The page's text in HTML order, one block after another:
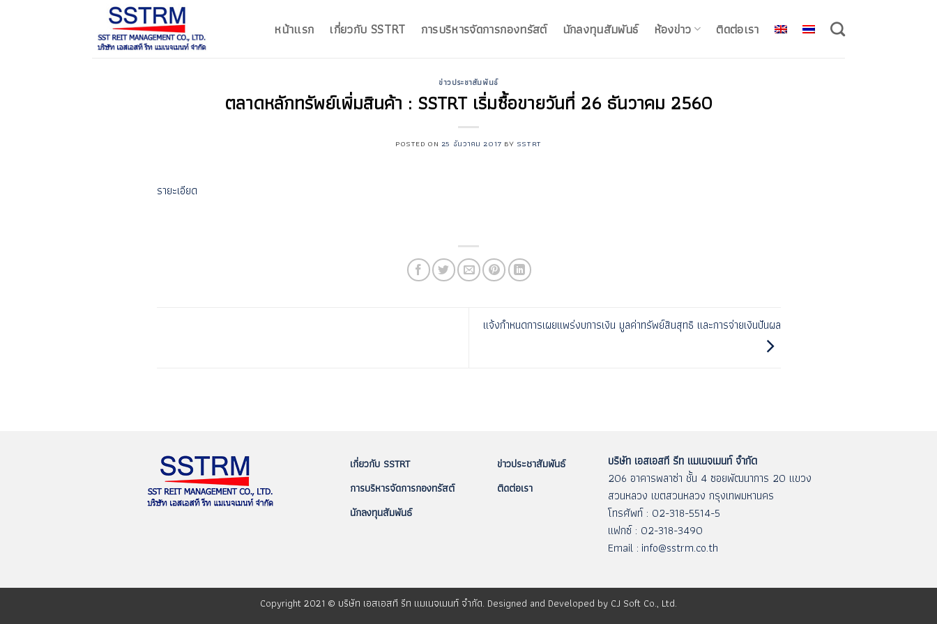
หน้าแรก เกี่ยวกับ SSTRT การบริหารจัดการกองทรัสต์ นักลงทุนสัมพันธ์ ห้องข่าว ติดต่อเรา
ข่าวประชาสัมพันธ์
ตลาดหลักทรัพย์เพิ่มสินค้า : SSTRT เริ่มซื้อขายวันที่ 26 ธันวาคม 2560
POSTED ON 25 ธันวาคม 2017 BY SSTRT
รายะเอียด
แจ้งกำหนดการเผยแพร่งบการเงิน มูลค่าทรัพย์สินสุทธิ และการจ่ายเงินปันผล
เกี่ยวกับ SSTRT
ข่าวประชาสัมพันธ์
การบริหารจัดการกองทรัสต์
ติดต่อเรา
นักลงทุนสัมพันธ์
บริษัท เอสเอสที รีท แมเนจเมนท์ จำกัด
206 อาคารพลาซ่า ชั้น 4 ซอยพัฒนาการ 20 แขวง
สวนหลวง เขตสวนหลวง กรุงเทพมหานคร
โทรศัพท์ : 02-318-5514-5
แฟกซ์ : 02-318-3490
Email : info@sstrm.co.th
Copyright 2021 © บริษัท เอสเอสที รีท แมเนจเมนท์ จำกัด. Designed and Developed by CJ Soft Co., Ltd.